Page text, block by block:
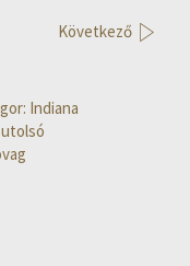
Következő
Indiana